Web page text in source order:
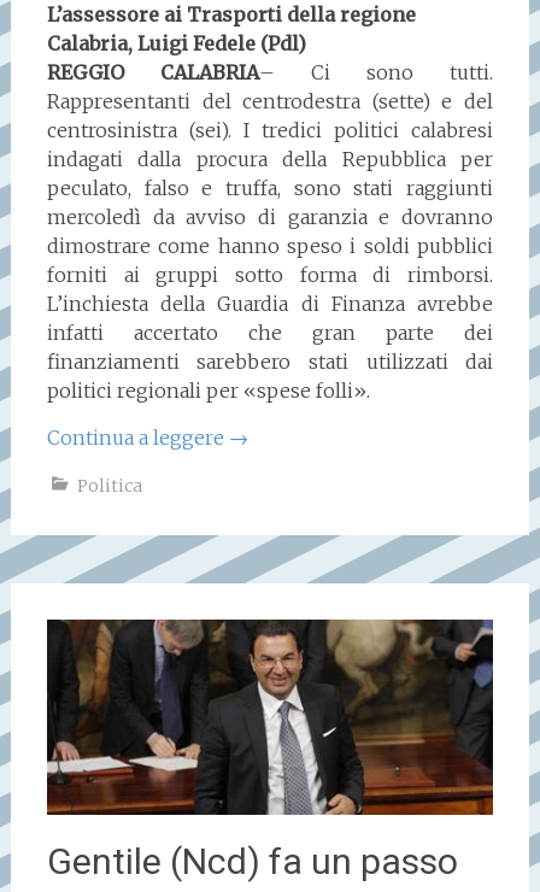
L’assessore ai Trasporti della regione
Calabria, Luigi Fedele (Pdl)
REGGIO CALABRIA– Ci sono tutti.
Rappresentanti del centrodestra (sette) e del
centrosinistra (sei). I tredici politici calabresi
indagati dalla procura della Repubblica per
peculato, falso e truffa, sono stati raggiunti
mercoledì da avviso di garanzia e dovranno
dimostrare come hanno speso i soldi pubblici
forniti ai gruppi sotto forma di rimborsi.
L’inchiesta della Guardia di Finanza avrebbe
infatti accertato che gran parte dei
finanziamenti sarebbero stati utilizzati dai
politici regionali per «spese folli».
Continua a leggere →
Politica
Gentile (Ncd) fa un passo